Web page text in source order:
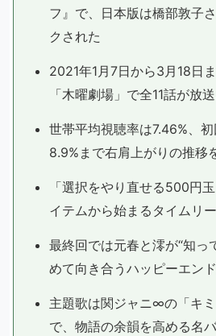
フ』で、日本版は橋部敦子
クされた
2021年1月7日から3月18日
「木曜劇場」で全11話が放
世帯平均視聴率は7.46%、初
8.9%まで右肩上がりの推移
「選択をやり直せる500円
イテムから始まるタイムリ
最終回では元春と澪が“知っ
めて向き合うハッピーエン
主題歌は関ジャニ∞の「キミ
で、物語の余韻を高める名